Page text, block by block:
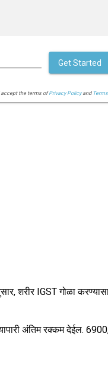
accept the terms ofPrivacy Policyand
Get Started
शरीर IGST गोळा
अंतिम रक्कम देईल.